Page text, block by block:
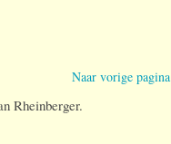
Naar vorige pagina
Rheinberger.